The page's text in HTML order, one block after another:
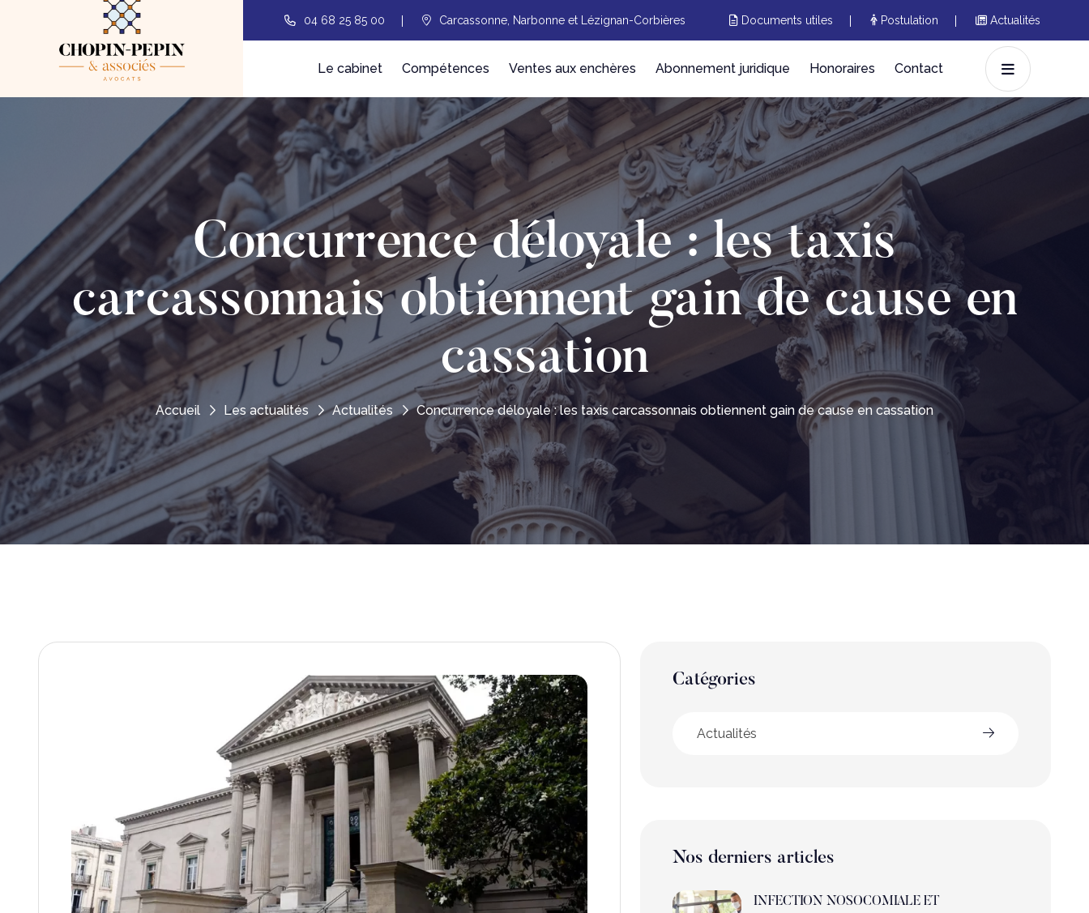
04 68 25 85 00 Carcassonne, Narbonne et Lézignan-Corbières Documents utiles Postulation Actualités
Le cabinet Compétences Ventes aux enchères Abonnement juridique Honoraires Contact
Concurrence déloyale : les taxis
carcassonnais obtiennent gain de cause en
cassation
Accueil Les actualités Actualités Concurrence déloyale : les taxis carcassonnais obtiennent gain de cause en cassation
Catégories
Actualités
Nos derniers articles
INFECTION NOSOCOMIALE ET